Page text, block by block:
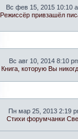
Вс фев 15, 2015 10:10
Режиссёр привзашёл
Вс авг 10, 2014 8:10
Книга, которую Вы
Пн мар 25, 2013 2:19
Стихи форумчанки